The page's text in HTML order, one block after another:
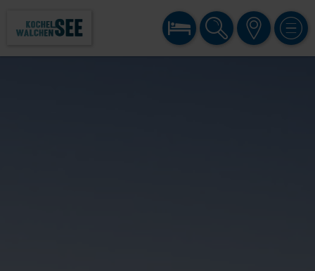
BUCHEN SUCHE KARTE MENÜ